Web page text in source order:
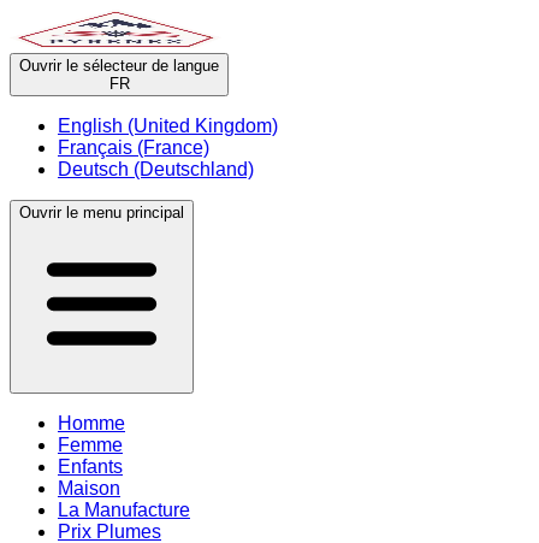
Ouvrir le sélecteur de langue
FR
English (United Kingdom)
Français (France)
Deutsch (Deutschland)
Ouvrir le menu principal
Homme
Femme
Enfants
Maison
La Manufacture
Prix Plumes